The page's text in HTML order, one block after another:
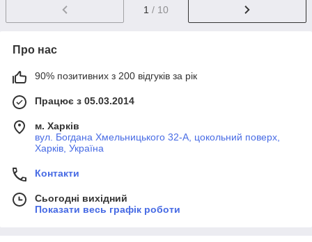
1 / 10
Про нас
90% позитивних з 200 відгуків за рік
Працює з 05.03.2014
м. Харків
вул. Богдана Хмельницького 32-А, цокольний поверх,
Харків, Україна
Контакти
Сьогодні вихідний
Показати весь графік роботи